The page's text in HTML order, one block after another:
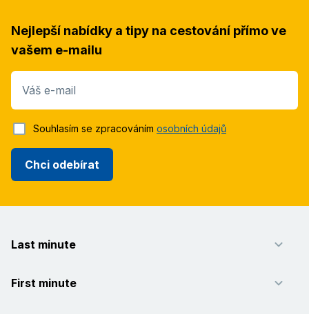
Nejlepší nabídky a tipy na cestování přímo ve
vašem e-mailu
Váš e-mail
Chci odebírat
Souhlasím se zpracováním osobních údajů
Last minute
First minute